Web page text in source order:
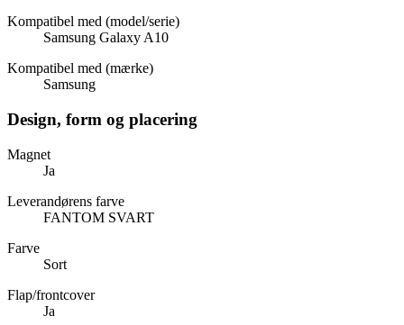
Kompatibel med (model/serie)
Samsung Galaxy A10
Kompatibel med (mærke)
Samsung
Design, form og placering
Magnet
Ja
Leverandørens farve
FANTOM SVART
Farve
Sort
Flap/frontcover
Ja